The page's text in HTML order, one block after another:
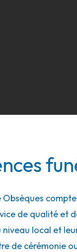
Obsèques
de qualité et
niveau local et
de cérémonie